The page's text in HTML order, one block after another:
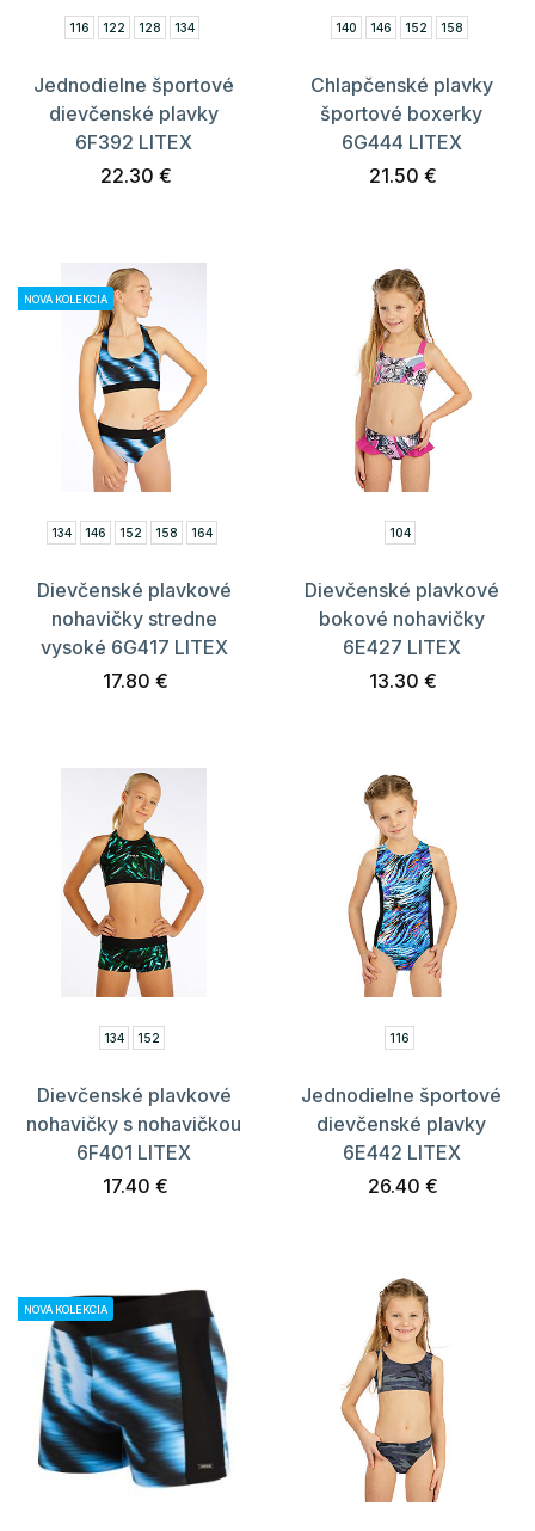
116 122 128 134
Jednodielne športové
dievčenské plavky
6F392 LITEX
22.30 €
140 146 152 158
Chlapčenské plavky
športové boxerky
6G444 LITEX
21.50 €
NOVÁ KOLEKCIA
134 146 152 158 164
Dievčenské plavkové
nohavičky stredne
vysoké 6G417 LITEX
17.80 €
104
Dievčenské plavkové
bokové nohavičky
6E427 LITEX
13.30 €
134 152
Dievčenské plavkové
nohavičky s nohavičkou
6F401 LITEX
17.40 €
116
Jednodielne športové
dievčenské plavky
6E442 LITEX
26.40 €
NOVÁ KOLEKCIA